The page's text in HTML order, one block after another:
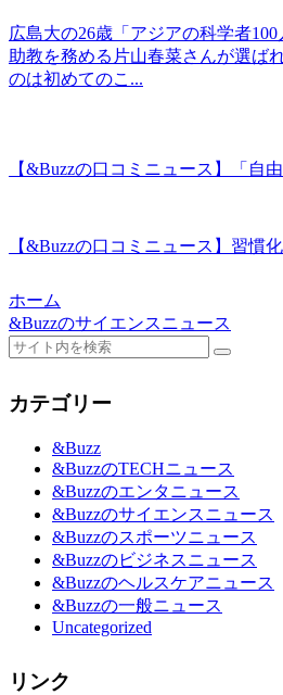
広島大の26歳「アジアの科学者
助教を務める片山春菜さんが選ば
のは初めてのこ...
【&Buzzの口コミニュース】「自
【&Buzzの口コミニュース】習慣
ホーム
&Buzzのサイエンスニュース
カテゴリー
&Buzz
&BuzzのTECHニュース
&Buzzのエンタニュース
&Buzzのサイエンスニュース
&Buzzのスポーツニュース
&Buzzのビジネスニュース
&Buzzのヘルスケアニュース
&Buzzの一般ニュース
Uncategorized
リンク